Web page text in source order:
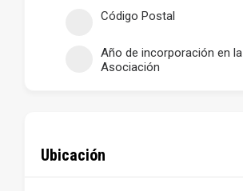
Código Postal
Año de incorporación en la
Asociación
Ubicación